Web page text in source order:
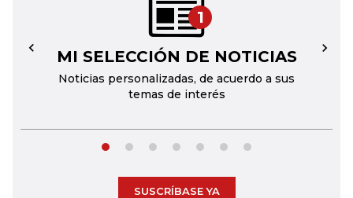
1
MI SELECCIÓN DE NOTICIAS
Noticias personalizadas, de acuerdo a sus
temas de interés
← →
SUSCRÍBASE YA